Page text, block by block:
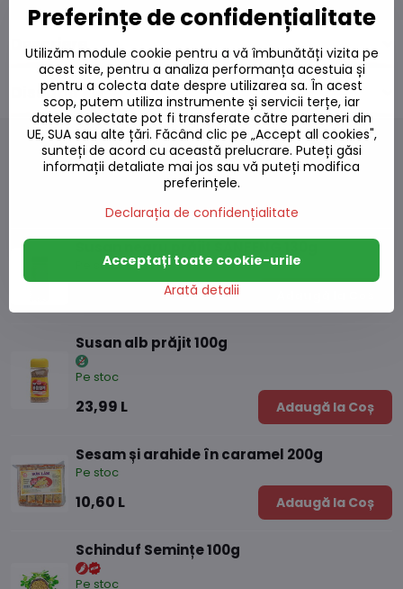
Descriere
Discuție 0
Produse alternative
Pe stoc
Susan alb prăjit 100g
Pe stoc
23,99 L Adaugă la Coș
Sesam și arahide în caramel 200g
Pe stoc
10,60 L Adaugă la Coș
Schinduf Semințe 100g
Pe stoc
Preferințe de confidențialitate
Utilizăm module cookie pentru a vă îmbunătăți vizita pe
acest site, pentru a analiza performanța acestuia și
pentru a colecta date despre utilizarea sa. În acest
scop, putem utiliza instrumente și servicii terțe, iar
datele colectate pot fi transferate către parteneri din
UE, SUA sau alte țări. Făcând clic pe „Accept all cookies",
sunteți de acord cu această prelucrare. Puteți găsi
informații detaliate mai jos sau vă puteți modifica
preferințele.
Declarația de confidențialitate
Arată detalii
Acceptați toate cookie-urile